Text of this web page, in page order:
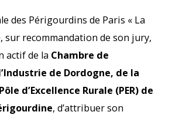
des Périgourdins de Paris « La
sur recommandation de son jury,
actif de la Chambre de
de Dordogne, de la
d’Excellence Rurale (PER) de
, d’attribuer son